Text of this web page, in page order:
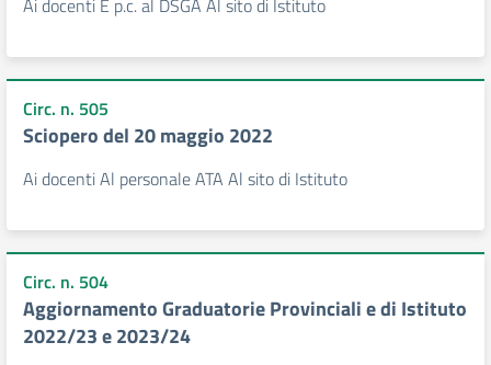
Ai docenti E p.c. al DSGA Al sito di Istituto
Circ. n. 505
Sciopero del 20 maggio 2022
Ai docenti Al personale ATA Al sito di Istituto
Circ. n. 504
Aggiornamento Graduatorie Provinciali e di Istituto
2022/23 e 2023/24